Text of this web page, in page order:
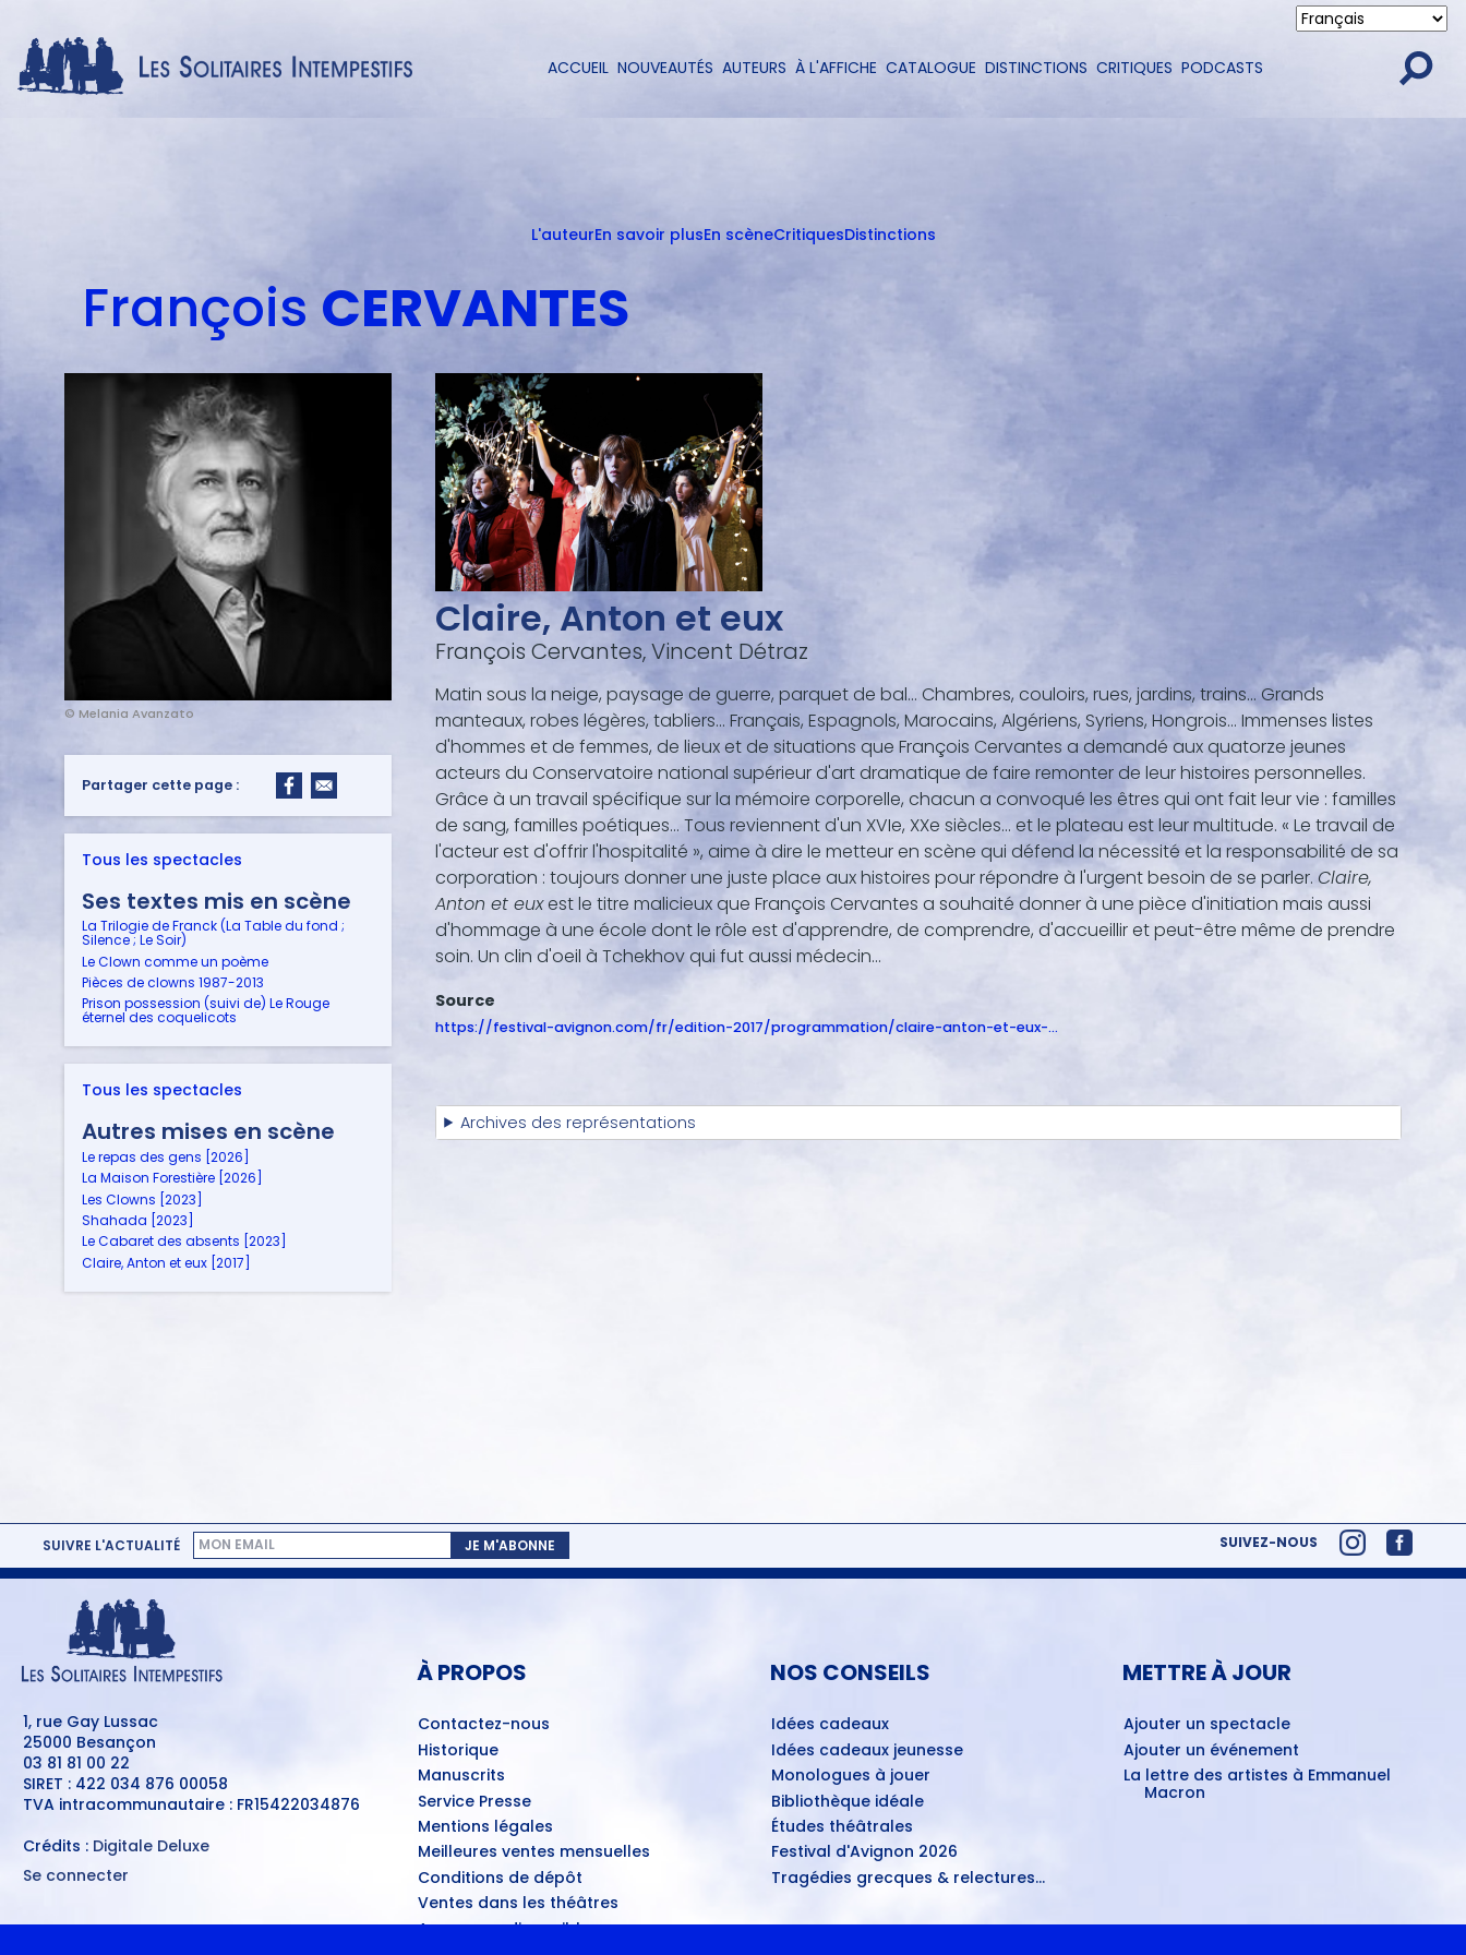
contenu
Navigation
ACCUEIL NOUVEAUTÉS AUTEURS À L'AFFICHE CATALOGUE DISTINCTIONS CRITIQUES PODCASTS
L'auteurEn savoir plusEn scèneCritiquesDistinctions
François CERVANTES
© Melania Avanzato
Claire, Anton et eux
François Cervantes, Vincent Détraz
Matin sous la neige, paysage de guerre, parquet de bal... Chambres, couloirs, rues, jardins, trains... Grands
manteaux, robes légères, tabliers... Français, Espagnols, Marocains, Algériens, Syriens, Hongrois... Immenses listes
d'hommes et de femmes, de lieux et de situations que François Cervantes a demandé aux quatorze jeunes
acteurs du Conservatoire national supérieur d'art dramatique de faire remonter de leur histoires personnelles.
Grâce à un travail spécifique sur la mémoire corporelle, chacun a convoqué les êtres qui ont fait leur vie : familles
de sang, familles poétiques... Tous reviennent d'un XVIe, XXe siècles... et le plateau est leur multitude. « Le travail de
l'acteur est d'offrir l'hospitalité », aime à dire le metteur en scène qui défend la nécessité et la responsabilité de sa
corporation : toujours donner une juste place aux histoires pour répondre à l'urgent besoin de se parler. Claire,
Anton et euxest le titre malicieux que François Cervantes a souhaité donner à une pièce d'initiation mais aussi
d'hommage à une école dont le rôle est d'apprendre, de comprendre, d'accueillir et peut-être même de prendre
soin. Un clin d'oeil à Tchekhov qui fut aussi médecin...
Source
https://festival-avignon.com/fr/edition-2017/programmation/claire-anton-et-eux-…
Archives des représentations
Partager cette page :
Tous les spectacles
Ses textes mis en scène
La Trilogie de Franck (La Table du fond ;
Silence ; Le Soir)
Le Clown comme un poème
Pièces de clowns 1987-2013
Prison possession (suivi de) Le Rouge
éternel des coquelicots
Tous les spectacles
Autres mises en scène
Le repas des gens [2026]
La Maison Forestière [2026]
Les Clowns [2023]
Shahada [2023]
Le Cabaret des absents [2023]
Claire, Anton et eux [2017]
SUIVRE L'ACTUALITÉ JE M'ABONNE SUIVEZ-NOUS
1, rue Gay Lussac
25000 Besançon
03 81 81 00 22
SIRET : 422 034 876 00058
TVA intracommunautaire : FR15422034876
Crédits : Digitale Deluxe
MENU
COMPTE
Se connecter
À PROPOS
Contactez-nous
Historique
Manuscrits
Service Presse
Mentions légales
Meilleures ventes mensuelles
Conditions de dépôt
Ventes dans les théâtres
A nouveau disponibles
NOS CONSEILS
Idées cadeaux
Idées cadeaux jeunesse
Monologues à jouer
Bibliothèque idéale
Études théâtrales
Festival d'Avignon 2026
Tragédies grecques & relectures...
METTRE À JOUR
Ajouter un spectacle
Ajouter un événement
La lettre des artistes à Emmanuel
Macron